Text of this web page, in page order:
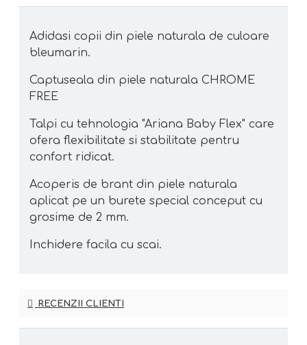
Adidasi copii din piele naturala de culoare
bleumarin.
Captuseala din piele naturala CHROME
FREE
Talpi cu tehnologia "Ariana Baby Flex" care
ofera flexibilitate si stabilitate pentru
confort ridicat.
Acoperis de brant din piele naturala
aplicat pe un burete special conceput cu
grosime de 2 mm.
Inchidere facila cu scai.
RECENZII CLIENTI